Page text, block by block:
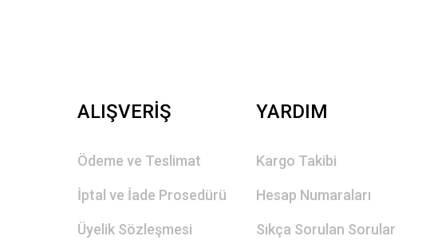
ALIŞVERİŞ
Ödeme ve Teslimat
İptal ve İade Prosedürü
Üyelik Sözleşmesi
YARDIM
Kargo Takibi
Hesap Numaraları
Sıkça Sorulan Sorular